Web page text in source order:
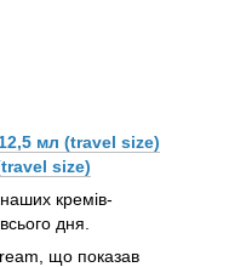
мл (travel size)
size)
кремів-
дня.
що показав